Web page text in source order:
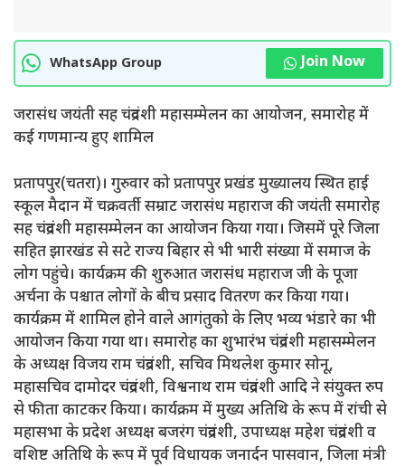
WhatsApp Group Join Now
जरासंध जयंती सह चंद्रवंशी महासम्मेलन का आयोजन, समारोह में
कई गणमान्य हुए शामिल
प्रतापपुर(चतरा)। गुरुवार को प्रतापपुर प्रखंड मुख्यालय स्थित हाई
स्कूल मैदान में चक्रवर्ती सम्राट जरासंध महाराज की जयंती समारोह
सह चंद्रवंशी महासम्मेलन का आयोजन किया गया। जिसमें पूरे जिला
सहित झारखंड से सटे राज्य बिहार से भी भारी संख्या में समाज के
लोग पहुंचे। कार्यक्रम की शुरुआत जरासंध महाराज जी के पूजा
अर्चना के पश्चात लोगों के बीच प्रसाद वितरण कर किया गया।
कार्यक्रम में शामिल होने वाले आगंतुको के लिए भव्य भंडारे का भी
आयोजन किया गया था। समारोह का शुभारंभ चंद्रवंशी महासम्मेलन
के अध्यक्ष विजय राम चंद्रवंशी, सचिव मिथलेश कुमार सोनू,
महासचिव दामोदर चंद्रवंशी, विश्वनाथ राम चंद्रवंशी आदि ने संयुक्त रुप
से फीता काटकर किया। कार्यक्रम में मुख्य अतिथि के रूप में रांची से
महासभा के प्रदेश अध्यक्ष बजरंग चंद्रवंशी, उपाध्यक्ष महेश चंद्रवंशी व
वशिष्ट अतिथि के रूप में पूर्व विधायक जनार्दन पासवान, जिला मंत्री